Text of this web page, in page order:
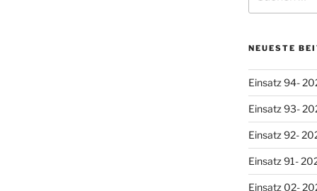
NEUESTE
Einsatz 94-
Einsatz 93-
Einsatz 92-
Einsatz 91-
Einsatz 02-